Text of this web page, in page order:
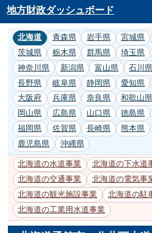
地方財政ダッシュボード
北海道 青森県 岩手県 宮城県
茨城県
栃木県 群馬県 埼玉県
神奈川県
新潟県 富山県 石川県
長野県
岐阜県 静岡県 愛知県
大阪府
兵庫県 奈良県 和歌山県
岡山県
広島県 山口県 徳島県
福岡県
佐賀県 長崎県 熊本県
鹿児島県
沖縄県
北海道の水道事業 北海道の下水道
北海道の交通事業
北海道の電気事
北海道の観光施設事業
北海道の駐
北海道の工業用水道事業